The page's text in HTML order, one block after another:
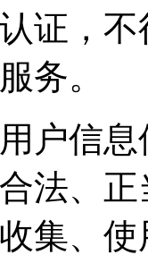
证，
务。
户信
法、
集、